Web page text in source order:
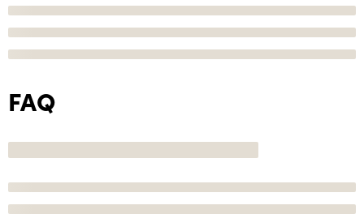
FAQ